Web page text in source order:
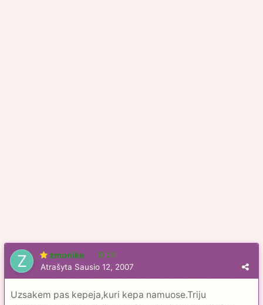
zmonike 28
Atrašyta Sausio 12, 2007
Uzsakem pas kepeja,kuri kepa namuose.Triju